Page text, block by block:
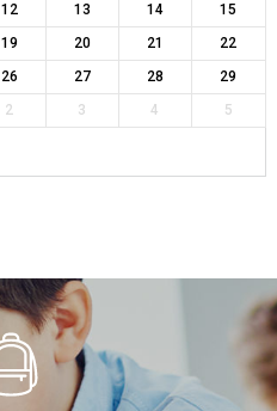
12 13 14
15
19 20 21
22
26 27 28
29
2 3 4 5